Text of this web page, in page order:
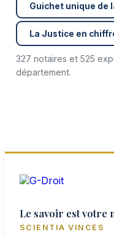
Guichet unique de
La Justice en
327 notaires et 525
département.
Le savoir est votre
SCIENTIA VINCES